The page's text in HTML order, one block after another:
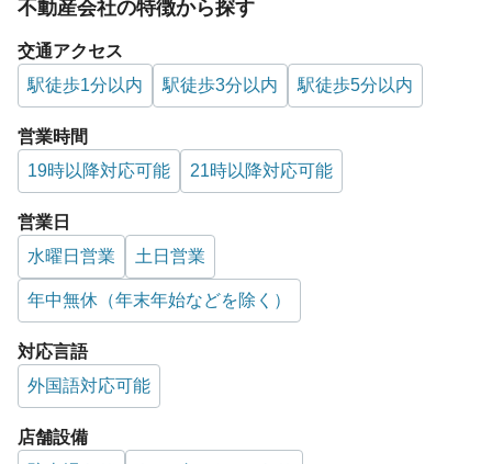
不動産会社の特徴から探す
交通アクセス
駅徒歩1分以内
駅徒歩3分以内 駅徒歩5分以内
営業時間
19時以降対応可能
21時以降対応可能
営業日
水曜日営業
土日営業
年中無休（年末年始などを除く）
対応言語
外国語対応可能
店舗設備